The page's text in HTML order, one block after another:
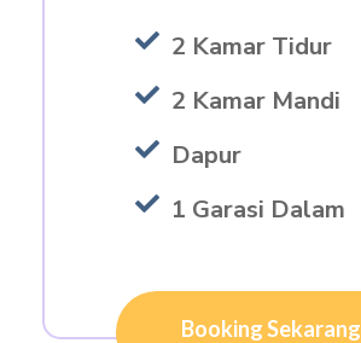
2 Kamar Tidur
2 Kamar Mandi
Dapur
1 Garasi Dalam
Booking Sekarang